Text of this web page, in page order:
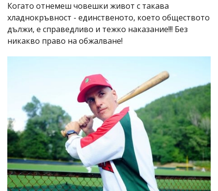
Когато отнемеш човешки живот с такава
хладнокръвност - единственото, което обществото
дължи, е справедливо и тежко наказание!!! Без
никакво право на обжалване!